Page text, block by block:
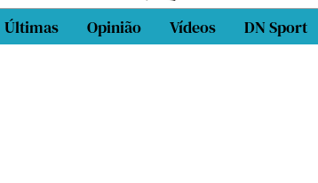
Últimas Opinião Vídeos DN Sport